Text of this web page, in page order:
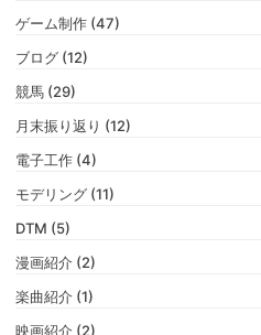
ゲーム制作 (47)
ブログ (12)
競馬 (29)
月末振り返り (12)
電子工作 (4)
モデリング (11)
DTM (5)
漫画紹介 (2)
楽曲紹介 (1)
映画紹介 (2)